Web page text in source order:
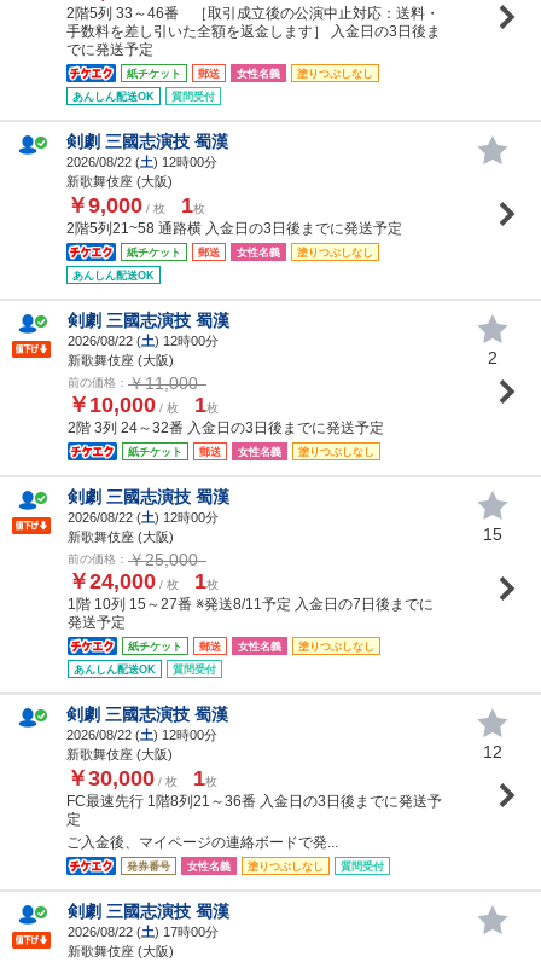
2階5列 33～46番 ［取引成立後の公演中止対応：送料・
手数料を差し引いた全額を返金します］ 入金日の3日後ま
でに発送予定
紙チケット 郵送 女性名義
塗りつぶしなし
あんしん配送OK
質問受付
剣劇 三國志演技 蜀漢
2026/08/22 (土) 12時00分
新歌舞伎座 (大阪)
￥9,000 / 枚 1枚
2階5列21~58 通路横 入金日の3日後までに発送予定
紙チケット 郵送 女性名義
塗りつぶしなし
あんしん配送OK
剣劇 三國志演技 蜀漢
2026/08/22 (土) 12時00分
新歌舞伎座 (大阪)
前の価格： ￥11,000
￥10,000 / 枚 1枚
2階 3列 24～32番 入金日の3日後までに発送予定
紙チケット 郵送 女性名義 塗りつぶしなし
2
剣劇 三國志演技 蜀漢
2026/08/22 (土) 12時00分
新歌舞伎座 (大阪)
前の価格： ￥25,000
￥24,000 / 枚 1枚
1階 10列 15～27番 ※発送8/11予定 入金日の7日後までに
発送予定
紙チケット 郵送 女性名義
塗りつぶしなし
あんしん配送OK
質問受付
15
剣劇 三國志演技 蜀漢
2026/08/22 (土) 12時00分
新歌舞伎座 (大阪)
￥30,000 / 枚 1枚
FC最速先行 1階8列21～36番 入金日の3日後までに発送予
定
ご入金後、マイページの連絡ボードで発...
発券番号 女性名義 塗りつぶしなし 質問受付
12
剣劇 三國志演技 蜀漢
2026/08/22 (土) 17時00分
新歌舞伎座 (大阪)